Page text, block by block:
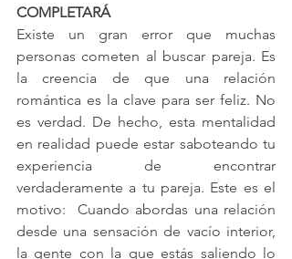
COMPLETARÁ
Existe un gran error que muchas
personas cometen al buscar pareja. Es
la creencia de que una relación
romántica es la clave para ser feliz. No
es verdad. De hecho, esta mentalidad
en realidad puede estar saboteando tu
experiencia de encontrar
verdaderamente a tu pareja. Este es el
motivo:  Cuando abordas una relación
desde una sensación de vacío interior,
la gente con la que estás saliendo lo